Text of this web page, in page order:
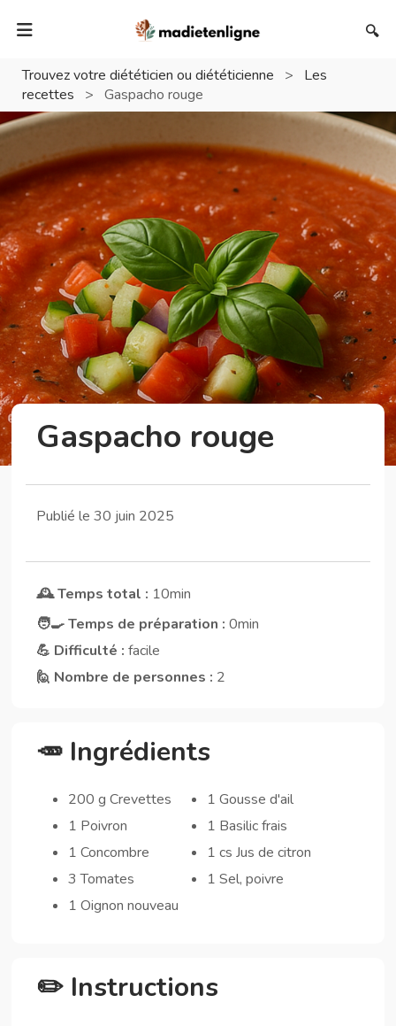
🔍
Trouvez votre diététicien ou diététicienne >
Les
recettes
> Gaspacho rouge
Gaspacho rouge
Publié le 30 juin 2025
🕰️ Temps total : 10min
🧑‍🍳 Temps de préparation : 0min
💪 Difficulté : facile
🙋 Nombre de personnes : 2
🥕 Ingrédients
200 g Crevettes
1 Poivron
1 Concombre
3 Tomates
1 Oignon nouveau
1 Gousse d'ail
1 Basilic frais
1 cs Jus de citron
1 Sel, poivre
✏️ Instructions